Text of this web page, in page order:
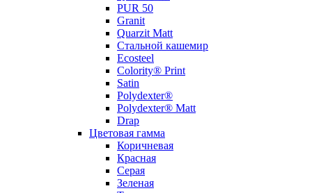
PUR 50
Granit
Quarzit Matt
Стальной кашемир
Ecosteel
Colority® Print
Satin
Polydexter®
Polydexter® Matt
Drap
Цветовая гамма
Коричневая
Красная
Серая
Зеленая